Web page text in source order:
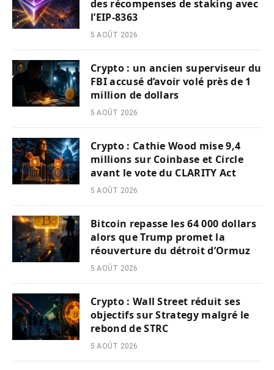
des récompenses de staking avec
l’EIP-8363
5 AOÛT 2026
Crypto : un ancien superviseur du
FBI accusé d’avoir volé près de 1
million de dollars
5 AOÛT 2026
Crypto : Cathie Wood mise 9,4
millions sur Coinbase et Circle
avant le vote du CLARITY Act
5 AOÛT 2026
Bitcoin repasse les 64 000 dollars
alors que Trump promet la
réouverture du détroit d’Ormuz
5 AOÛT 2026
Crypto : Wall Street réduit ses
objectifs sur Strategy malgré le
rebond de STRC
5 AOÛT 2026